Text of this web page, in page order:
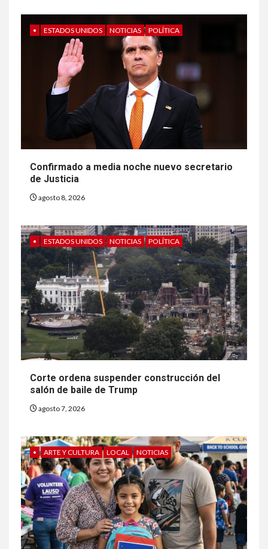
• ESTADOS UNIDOS NOTICIAS POLÍTICA
Confirmado a media noche nuevo secretario
de Justicia
agosto 8, 2026
• ESTADOS UNIDOS NOTICIAS POLÍTICA
Corte ordena suspender construcción del
salón de baile de Trump
agosto 7, 2026
• ARTE Y CULTURA LOCAL NOTICIAS